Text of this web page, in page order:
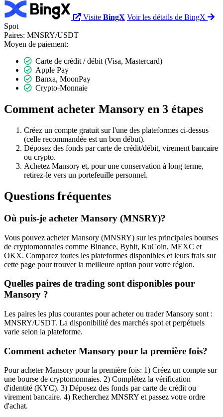
Visite BingX Voir les détails de BingX
Spot
Paires: MNSRY/USDT
Moyen de paiement:
Carte de crédit / débit (Visa, Mastercard)
Apple Pay
Banxa, MoonPay
Crypto-Monnaie
Comment acheter Mansory en 3 étapes
Créez un compte gratuit sur l'une des plateformes ci-dessus
(celle recommandée est un bon début).
Déposez des fonds par carte de crédit/débit, virement bancaire
ou crypto.
Achetez Mansory et, pour une conservation à long terme,
retirez-le vers un portefeuille personnel.
Questions fréquentes
Où puis-je acheter Mansory (MNSRY)?
Vous pouvez acheter Mansory (MNSRY) sur les principales bourses
de cryptomonnaies comme Binance, Bybit, KuCoin, MEXC et
OKX. Comparez toutes les plateformes disponibles et leurs frais sur
cette page pour trouver la meilleure option pour votre région.
Quelles paires de trading sont disponibles pour
Mansory ?
Les paires les plus courantes pour acheter ou trader Mansory sont :
MNSRY/USDT. La disponibilité des marchés spot et perpétuels
varie selon la plateforme.
Comment acheter Mansory pour la première fois?
Pour acheter Mansory pour la première fois: 1) Créez un compte sur
une bourse de cryptomonnaies. 2) Complétez la vérification
d'identité (KYC). 3) Déposez des fonds par carte de crédit ou
virement bancaire. 4) Recherchez MNSRY et passez votre ordre
d'achat.